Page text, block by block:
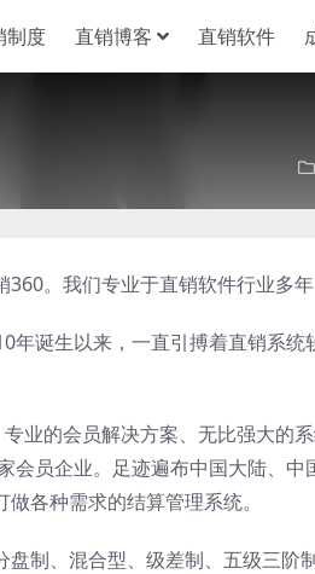
制度 直销博客 直销软件
。我们专业于直销软件行业多
诞生以来，一直引搏着直销系
业的会员解决方案、无比强大的
会员企业。足迹遍布中国大陆、
各种需求的结算管理系统。
制、混合型、级差制、五级三阶